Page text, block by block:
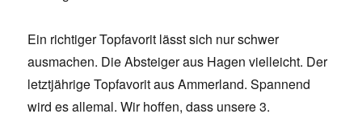
Ein richtiger Topfavorit lässt sich nur schwer
ausmachen. Die Absteiger aus Hagen vielleicht. Der
letztjährige Topfavorit aus Ammerland. Spannend
wird es allemal. Wir hoffen, dass unsere 3.